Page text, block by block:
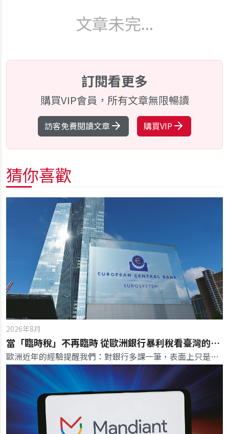
文章未完...
訂閱看更多
購買VIP會員，所有文章無限暢讀
訪客免費閱讀文章 購買VIP
猜你喜歡
2026年8月
當「臨時稅」不再臨時 從歐洲銀行暴利稅看臺灣的金融課稅選擇
歐洲近年的經驗提醒我們：對銀行多課一筆，表面上只是財政選擇，背後卻同時牽動課稅正當性、金融穩定，以及一項「臨時」制度能否真正退場。